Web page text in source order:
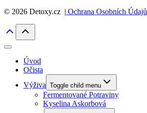
© 2026 Detoxy.cz | Ochrana Osobních Údajů
Úvod
Očista
Výživa Toggle child menu
Fermentované Potraviny
Kyselina Askorbová